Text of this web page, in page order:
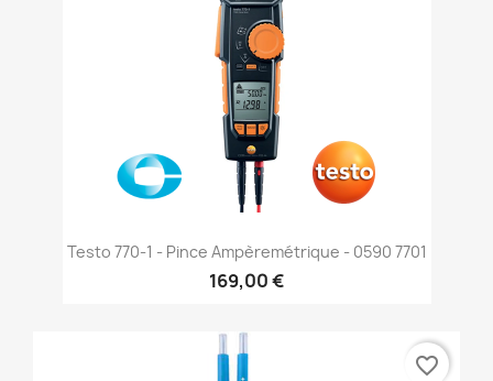
Testo 770-1 - Pince Ampèremétrique - 0590 7701
169,00 €
favorite_border